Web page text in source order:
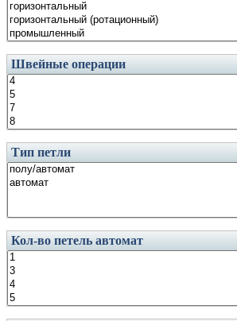
Швейные операции
Тип петли
Кол-во петель автомат